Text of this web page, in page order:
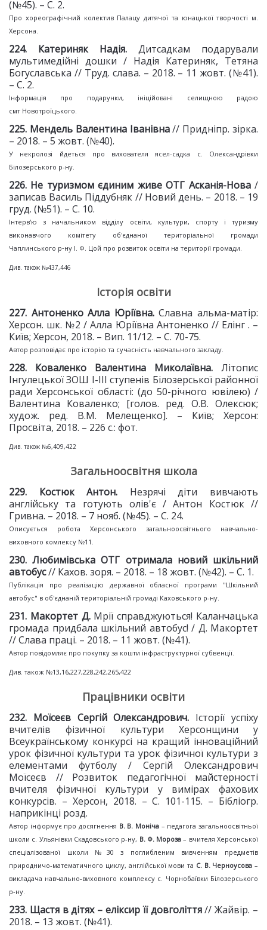
(№45). – С. 2.
Про хореографічний колектив Палацу дитячої та юнацької творчості м.
Херсона.
224. Катериняк Надія. Дитсадкам подарували
мультимедійні дошки / Надія Катериняк, Тетяна
Богуславська // Труд. слава. – 2018. – 11 жовт. (№41).
– С. 2.
Інформація про подарунки, ініційовані селищною радою
смт Новотроїцького.
225. Мендель Валентина Іванівна// Придніпр. зірка.
– 2018. – 5 жовт. (№40).
У некролозі йдеться про вихователя ясел-садка с. Олександрівки
Білозерського р-ну.
226. Не туризмом єдиним живе ОТГ Асканія-Нова/
записав Василь Піддубняк // Новий день. – 2018. – 19
груд. (№51). – С. 10.
Інтерв'ю з начальником відділу освіти, культури, спорту і туризму
виконавчого комітету об'єднаної територіальної громади
Чаплинського р‑ну І. Ф. Цой про розвиток освіти на території громади.
Див. також №437,446
Історія освіти
227. Антоненко Алла Юріївна.Славна альма-матір:
Херсон. шк. №2 / Алла Юріївна Антоненко // Елінг . –
Київ; Херсон, 2018. – Вип. 11/12. – С. 70-75.
Автор розповідає про історію та сучасність навчального закладу.
228. Коваленко Валентина Миколаївна. Літопис
Інгулецької ЗОШ I-III ступенів Білозерської районної
ради Херсонської області: (до 50-річного ювілею) /
Валентина Коваленко; [голов. ред. О.В. Олексюк;
худож. ред. В.М. Мелещенко]. – Київ; Херсон:
Просвіта, 2018. – 226 с.: фот.
Див. також №6,409,422
Загальноосвітня школа
229. Костюк Антон. Незрячі діти вивчають
англійську та готують олів'є / Антон Костюк //
Гривна. – 2018. – 7 нояб. (№45). – С. 24.
Описується робота Херсонського загальноосвітнього навчально-
виховного комлексу №11.
230. Любимівська ОТГ отримала новий шкільний
автобус// Кахов. зоря. – 2018. – 18 жовт. (№42). – С. 1.
Публікація про реалізацію державної обласної програми "Шкільний
автобус" в об'єднаній територіальній громаді Каховського р-ну.
231. Макортет Д. Мрії справджуються! Каланчацька
громада придбала шкільний автобус! / Д. Макортет
// Слава праці. – 2018. – 11 жовт. (№41).
Автор повідомляє про покупку за кошти інфраструктурної субвенції.
Див. також №13,16,227,228,242,265,422
Працівники освіти
232. Моїсеєв Сергій Олександрович. Історії успіху
вчителів фізичної культури Херсонщини у
Всеукраїнському конкурсі на кращий інноваційний
урок фізичної культури та урок фізичної культури з
елементами футболу / Сергій Олександрович
Моїсеєв // Розвиток педагогічної майстерності
вчителя фізичної культури у вимірах фахових
конкурсів. – Херсон, 2018. – С. 101-115. – Бібліогр.
наприкінці розд.
Автор інформує про досягнення В. В. Моніча – педагога загальноосвітньої
школи с. Ульянівки Скадовського р-ну, В. Ф. Мороза – вчителя Херсонської
спеціалізованої школи №30 з поглибленим вивченням предметів
природничо-математичного циклу, англійської мови та С. В. Черноусова –
викладача навчально-виховного комплексу с. Чорнобаївки Білозерського
р-ну.
233. Щастя в дітях – еліксир її довголіття// Жайвір. –
2018. – 13 жовт. (№41).